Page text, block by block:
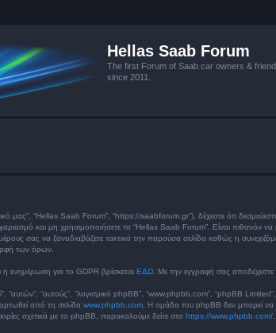
Hellas Saab Forum
The first Forum of Saab car owners &
since 2011.
μας”, “Hellas Saab Forum”, “https://saabforum.gr”), δέχεστε ότι
και μη χρησιμοποιήσετε το “Hellas Saab Forum”. Είναι πιθανόν
σας να ξαναδιαβάζετε τακτικά την παρούσα σελίδα καθώς η
των όρων.
η ενημέρωση για το GDPR βρίσκεται ΕΔΩ . Με την εγγραφή σας
“αυτών”, “αυτούς”, “λογισμικό phpBB”, “www.phpbb.com”, “phpBB
από τη σελίδα www.phpbb.com . Η ομάδα του phpBB δεν μπορεί να
σχετικά με το phpBB, παρακαλούμε δείτε στο https://www.phpbb.com/